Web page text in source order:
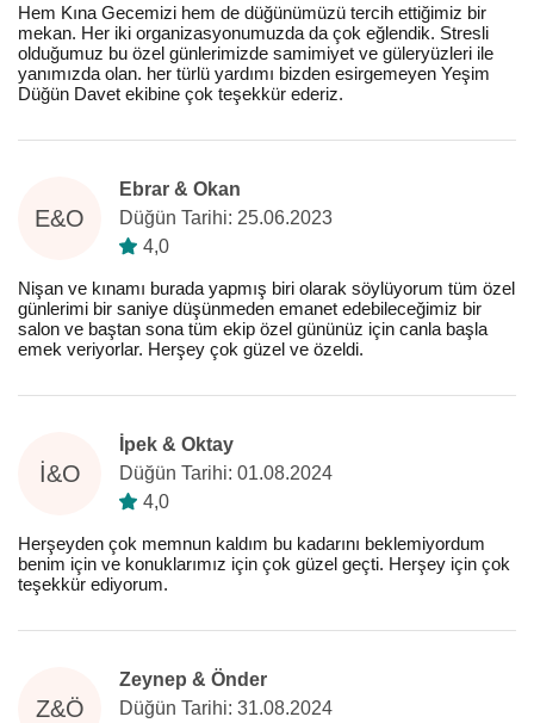
Hem Kına Gecemizi hem de düğünümüzü tercih ettiğimiz bir
mekan. Her iki organizasyonumuzda da çok eğlendik. Stresli
olduğumuz bu özel günlerimizde samimiyet ve güleryüzleri ile
yanımızda olan. her türlü yardımı bizden esirgemeyen Yeşim
Düğün Davet ekibine çok teşekkür ederiz.
E&O
Ebrar & Okan
Düğün Tarihi: 25.06.2023
4,0
Nişan ve kınamı burada yapmış biri olarak söylüyorum tüm özel
günlerimi bir saniye düşünmeden emanet edebileceğimiz bir
salon ve baştan sona tüm ekip özel gününüz için canla başla
emek veriyorlar. Herşey çok güzel ve özeldi.
İ&O
İpek & Oktay
Düğün Tarihi: 01.08.2024
4,0
Herşeyden çok memnun kaldım bu kadarını beklemiyordum
benim için ve konuklarımız için çok güzel geçti. Herşey için çok
teşekkür ediyorum.
Z&Ö
Zeynep & Önder
Düğün Tarihi: 31.08.2024